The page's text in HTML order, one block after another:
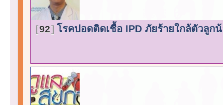
92 โรคปอดติดเชื้อ IPD ภัยร้ายใกล้ตัวลูก